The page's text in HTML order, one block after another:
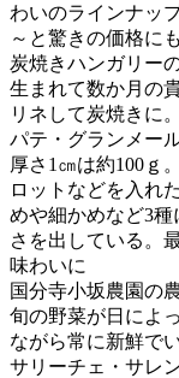
わいのラインナッ
～と驚きの価格に
炭焼きハンガリー
生まれて数か月の
リネして炭焼きに
パテ・グランメー
厚さ1㎝は約100ｇ
ロットなどを入れ
めや細かめなど3
さを出している。
味わいに
国分寺小坂農園の
旬の野菜が日によ
ながら常に新鮮で
サリーチェ・サレ